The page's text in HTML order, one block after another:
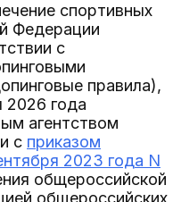
спортивных
Федерации
с
правила),
2026 года
агентством
с приказом
2023 года N
общероссийской
общероссийских